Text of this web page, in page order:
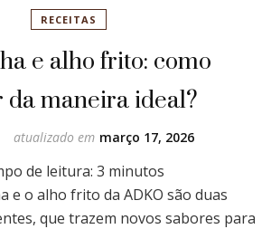
RECEITAS
e alho frito: como
maneira ideal?
atualizado em março 17, 2026
de leitura: 3 minutos
e o alho frito da ADKO são duas
que trazem novos sabores para